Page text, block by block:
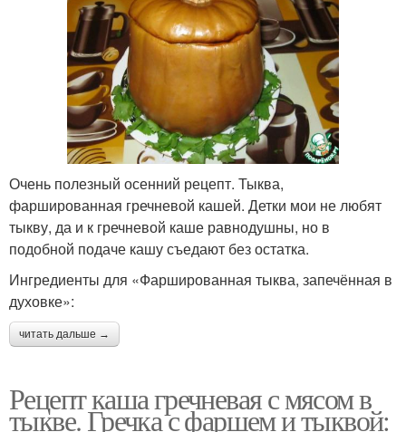
Очень полезный осенний рецепт. Тыква,
фаршированная гречневой кашей. Детки мои не любят
тыкву, да и к гречневой каше равнодушны, но в
подобной подаче кашу съедают без остатка.
Ингредиенты для «Фаршированная тыква, запечённая в
духовке»:
читать дальше →
Рецепт каша гречневая с мясом в
тыкве. Гречка с фаршем и тыквой: